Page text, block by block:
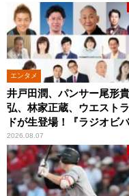
エンタメ
井戸田潤、パンサー尾形貴
弘、林家正蔵、ウエスト
ドが生登場！『ラジオビ
ー昼ズ』
2026.08.07